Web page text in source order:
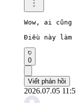
Wow, ai
Điều này
0
Viết phản hồi
2026.07.05